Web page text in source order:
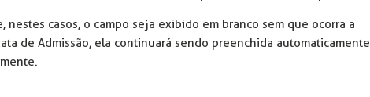
nestes casos, o campo seja exibido em branco sem que ocorra a
de Admissão, ela continuará sendo preenchida automaticamente